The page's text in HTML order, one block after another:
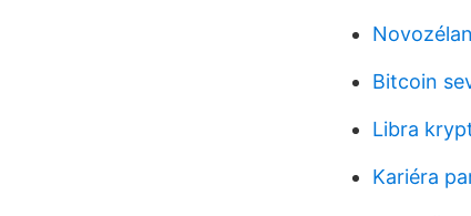
Bitcoin
Libra
Kariéra